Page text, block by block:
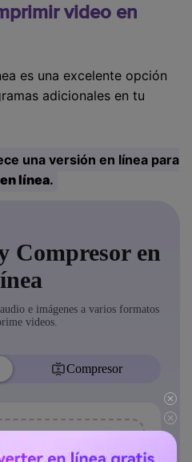
video en
es una excelente opción
adicionales en tu
una versión en línea para
línea.